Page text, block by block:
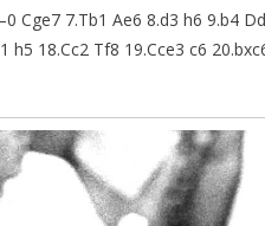
Cge7 7.Tb1 Ae6 8.d3 h6 9.b4
h5 18.Cc2 Tf8 19.Cce3 c6